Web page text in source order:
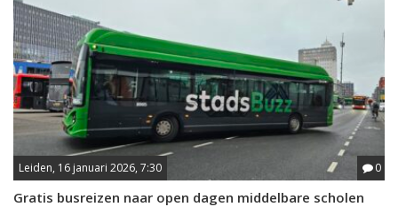
Leiden, 16 januari 2026, 7:30 0
Gratis busreizen naar open dagen middelbare scholen